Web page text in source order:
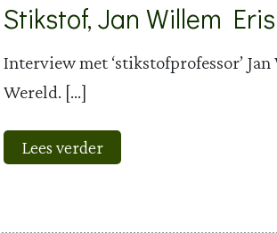
Stikstof, Jan Willem
Interview met ‘stikstofprofessor’
Wereld. […]
Lees verder